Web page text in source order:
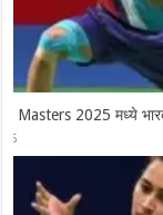
Syed Modi
सामन्यात पराभव